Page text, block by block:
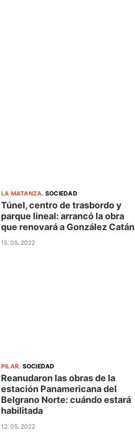
LA MATANZA. SOCIEDAD
Túnel, centro de trasbordo y
parque lineal: arrancó la obra
que renovará a González Catán
15. 05. 2022
PILAR. SOCIEDAD
Reanudaron las obras de la
estación Panamericana del
Belgrano Norte: cuándo estará
habilitada
12. 05. 2022